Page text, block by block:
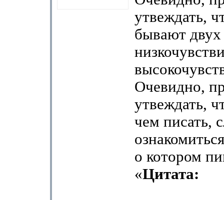
утвеждать,
бывают двух
Очевидно,
утвеждать,
чем писать,
о котором
«Цитата: